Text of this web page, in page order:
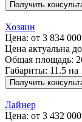
Получить
Хозяин
Цена: от 3 834
Цена актуальна
Общая площадь:
Габариты: 11.5 на
Получить
Лайнер
Цена: от 3 432